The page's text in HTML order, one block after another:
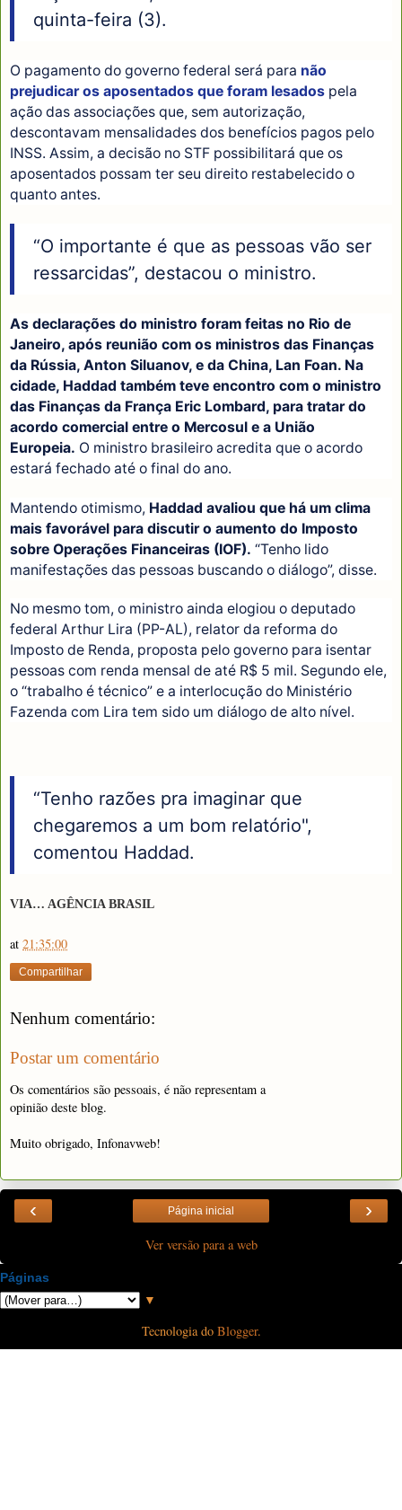
quinta-feira (3).
O pagamento do governo federal será para não
prejudicar os aposentados que foram lesados pela
ação das associações que, sem autorização,
descontavam mensalidades dos benefícios pagos pelo
INSS. Assim, a decisão no STF possibilitará que os
aposentados possam ter seu direito restabelecido o
quanto antes.
“O importante é que as pessoas vão ser
ressarcidas”, destacou o ministro.
As declarações do ministro foram feitas no Rio de
Janeiro, após reunião com os ministros das Finanças
da Rússia, Anton Siluanov, e da China, Lan Foan. Na
cidade, Haddad também teve encontro com o ministro
das Finanças da França Eric Lombard, para tratar do
acordo comercial entre o Mercosul e a União
Europeia. O ministro brasileiro acredita que o acordo
estará fechado até o final do ano.
Mantendo otimismo, Haddad avaliou que há um clima
mais favorável para discutir o aumento do Imposto
sobre Operações Financeiras (IOF). “Tenho lido
manifestações das pessoas buscando o diálogo”, disse.
No mesmo tom, o ministro ainda elogiou o deputado
federal Arthur Lira (PP-AL), relator da reforma do
Imposto de Renda, proposta pelo governo para isentar
pessoas com renda mensal de até R$ 5 mil. Segundo ele,
o “trabalho é técnico” e a interlocução do Ministério
Fazenda com Lira tem sido um diálogo de alto nível.
“Tenho razões pra imaginar que
chegaremos a um bom relatório",
comentou Haddad.
VIA… AGÊNCIA BRASIL
at 21:35:00
Compartilhar
Nenhum comentário:
Postar um comentário
Os comentários são pessoais, é não representam a
opinião deste blog.
Muito obrigado, Infonavweb!
‹ ›
Página inicial
Ver versão para a web
Páginas
▼
Tecnologia do Blogger.